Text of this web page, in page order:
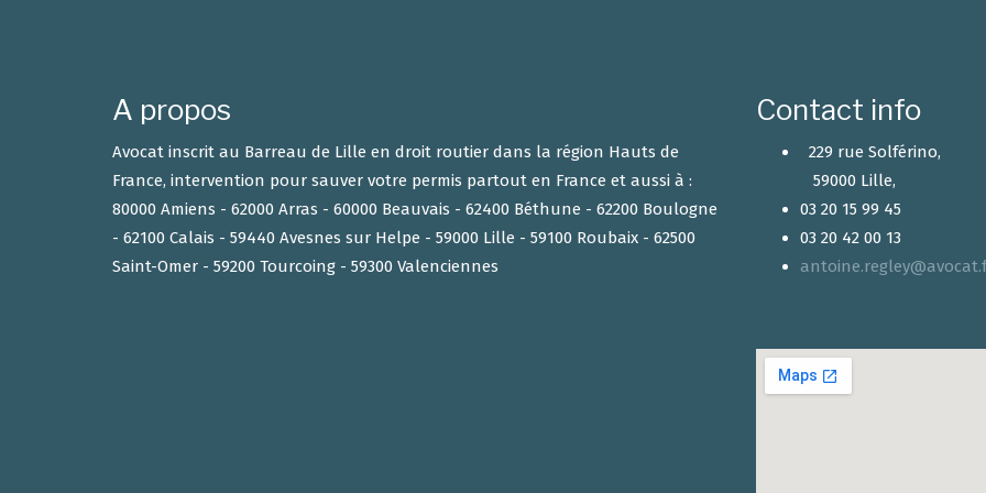
A propos
Avocat inscrit au Barreau de Lille en droit routier dans la région Hauts de
France, intervention pour sauver votre permis partout en France et aussi à :
80000 Amiens - 62000 Arras - 60000 Beauvais - 62400 Béthune - 62200 Boulogne
- 62100 Calais - 59440 Avesnes sur Helpe - 59000 Lille - 59100 Roubaix - 62500
Saint-Omer - 59200 Tourcoing - 59300 Valenciennes
Contact info
229 rue Solférino,
59000 Lille,
03 20 15 99 45
03 20 42 00 13